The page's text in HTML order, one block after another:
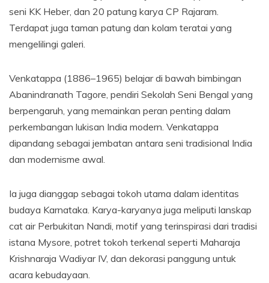
seni KK Heber, dan 20 patung karya CP Rajaram.
Terdapat juga taman patung dan kolam teratai yang
mengelilingi galeri.
Venkatappa (1886–1965) belajar di bawah bimbingan
Abanindranath Tagore, pendiri Sekolah Seni Bengal yang
berpengaruh, yang memainkan peran penting dalam
perkembangan lukisan India modern. Venkatappa
dipandang sebagai jembatan antara seni tradisional India
dan modernisme awal.
Ia juga dianggap sebagai tokoh utama dalam identitas
budaya Karnataka. Karya-karyanya juga meliputi lanskap
cat air Perbukitan Nandi, motif yang terinspirasi dari tradisi
istana Mysore, potret tokoh terkenal seperti Maharaja
Krishnaraja Wadiyar IV, dan dekorasi panggung untuk
acara kebudayaan.